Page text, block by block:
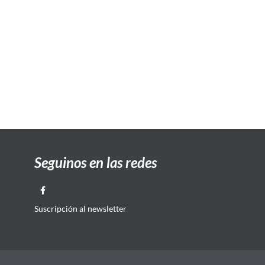
Seguinos en las redes
Suscripción al newsletter